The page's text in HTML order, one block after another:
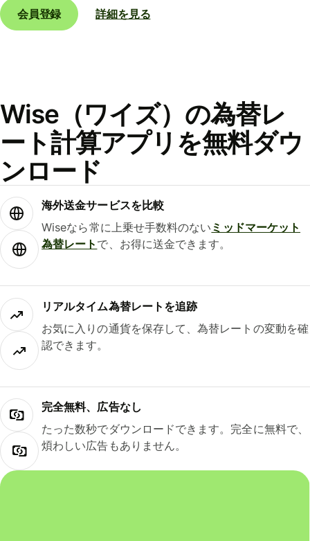
会員登録 詳細を見る
Wise（ワイズ）の為替レ
ート計算アプリを無料ダウ
ンロード
海外送金サービスを比較
Wiseなら常に上乗せ手数料のない ミッドマーケット
為替レート で、お得に送金できます。
リアルタイム為替レートを追跡
お気に入りの通貨を保存して、為替レートの変動を確
認できます。
完全無料、広告なし
たった数秒でダウンロードできます。完全に無料で、
煩わしい広告もありません。